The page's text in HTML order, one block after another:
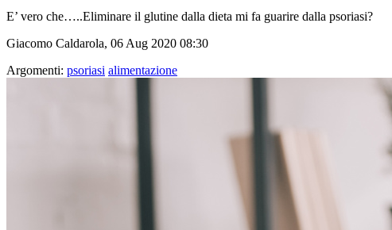
E’ vero che…..Eliminare il glutine dalla dieta mi fa guarire dalla psoriasi?
Giacomo Caldarola, 06 Aug 2020 08:30
Argomenti: psoriasi alimentazione